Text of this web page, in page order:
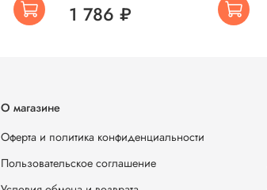
1 786 ₽
О магазине
Оферта и политика конфиденциальности
Пользовательское соглашение